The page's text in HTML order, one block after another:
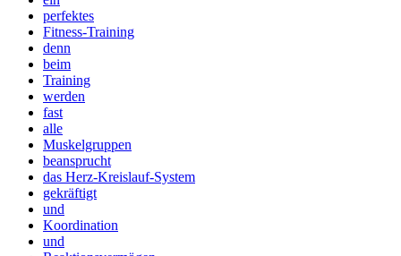
perfektes
Fitness-Training
denn
beim
Training
werden
fast
alle
Muskelgruppen
beansprucht
das Herz-Kreislauf-System
gekräftigt
und
Koordination
und